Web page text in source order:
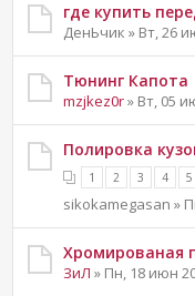
где купить
ДенЬчик » Вт, 26
Тюнинг Капота
mzjkez0r» Вт, 05
Полировка
1 2 3 4 5
sikokamegasan »
Хромированая
ЗиЛ » Пн, 18 июн